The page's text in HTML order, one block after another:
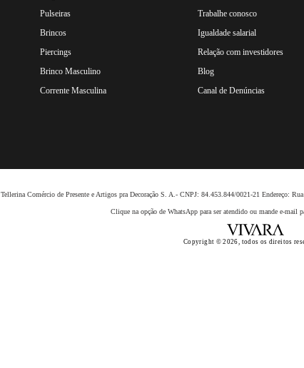
Pulseiras
Brincos
Piercings
Brinco Masculino
Corrente Masculina
Trabalhe conosco
Igualdade salarial
Relação com investidores
Blog
Canal de Denúncias
Tellerina Comércio de Presente e Artigos pra Decoração S. A.- CNPJ: 84.453.844/0021-21 Endereço:
Clique na opção de WhatsApp para ser atendido ou mande e-mail
Copyright © 2026, todos os direitos